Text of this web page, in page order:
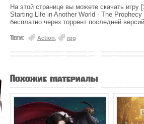
На этой странице вы можете скачать игру
Starting Life in Another World - The
бесплатно через торрент последней
Теги: Action rpg
Похожие материалы